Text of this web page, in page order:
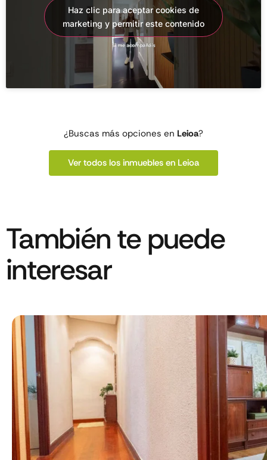
Haz clic para aceptar cookies de
marketing y permitir este contenido
¿Buscas más opciones en Leioa?
Ver todos los inmuebles en Leioa
También te puede
interesar